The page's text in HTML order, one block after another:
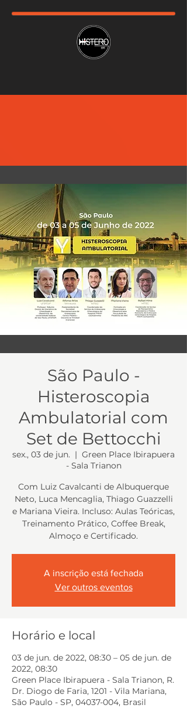
São Paulo -
Histeroscopia
Ambulatorial com
Set de Bettocchi
sex., 03 de jun.
  |
Green Place Ibirapuera
- Sala Trianon
Com Luiz Cavalcanti de Albuquerque
Neto, Luca Mencaglia, Thiago Guazzelli
e Mariana Vieira. Incluso: Aulas Teóricas,
Treinamento Prático, Coffee Break,
Almoço e Certificado.
A inscrição está fechada
Ver outros eventos
Horário e local
03 de jun. de 2022, 08:30 – 05 de jun. de
2022, 08:30
Green Place Ibirapuera - Sala Trianon, R.
Dr. Diogo de Faria, 1201 - Vila Mariana,
São Paulo - SP, 04037-004, Brasil